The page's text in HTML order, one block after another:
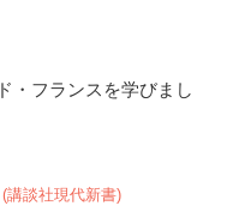
・フランスを学びまし
講談社現代新書)